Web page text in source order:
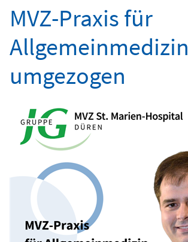
MVZ-Praxis für
umgezogen